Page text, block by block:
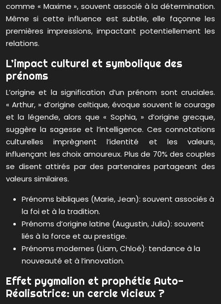
comme « Maxime », souvent associé à la détermination.
Même si cette influence est subtile, elle façonne les
premières impressions, impactant potentiellement les
relations.
L’impact culturel et symbolique des
prénoms
L’origine et la signification d’un prénom sont cruciales.
« Arthur, » d’origine celtique, évoque souvent le courage
et la légende, alors que « Sophia, » d’origine grecque,
suggère la sagesse et l’intelligence. Ces connotations
culturelles imprègnent l’identité et les valeurs,
influençant les choix amoureux. Plus de 70% des couples
se disent attirés par des partenaires partageant des
valeurs similaires.
Prénoms bibliques (Marie, Jean): souvent associés à
la foi et à la tradition.
Prénoms d’origine latine (Augustin, Julia): souvent
liés à la force et au prestige.
Prénoms modernes (Liam, Chloé): tendance à la
nouveauté et à l’innovation.
Effet pygmalion et prophétie Auto-
Réalisatrice: un cercle vicieux ?